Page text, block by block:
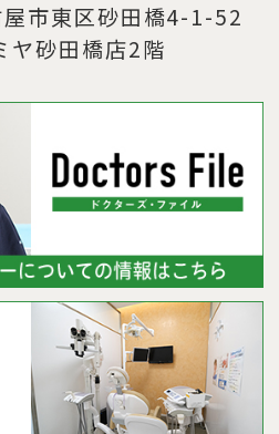
市東区砂田橋4-1-52
砂田橋店2階